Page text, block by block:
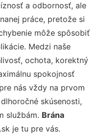
a odbornosť, ale
práce, pretože si
môže spôsobiť
Medzi naše
ochota, korektný
spokojnosť
nás vždy na prvom
skúsenosti,
službám. Brána
je tu pre vás.